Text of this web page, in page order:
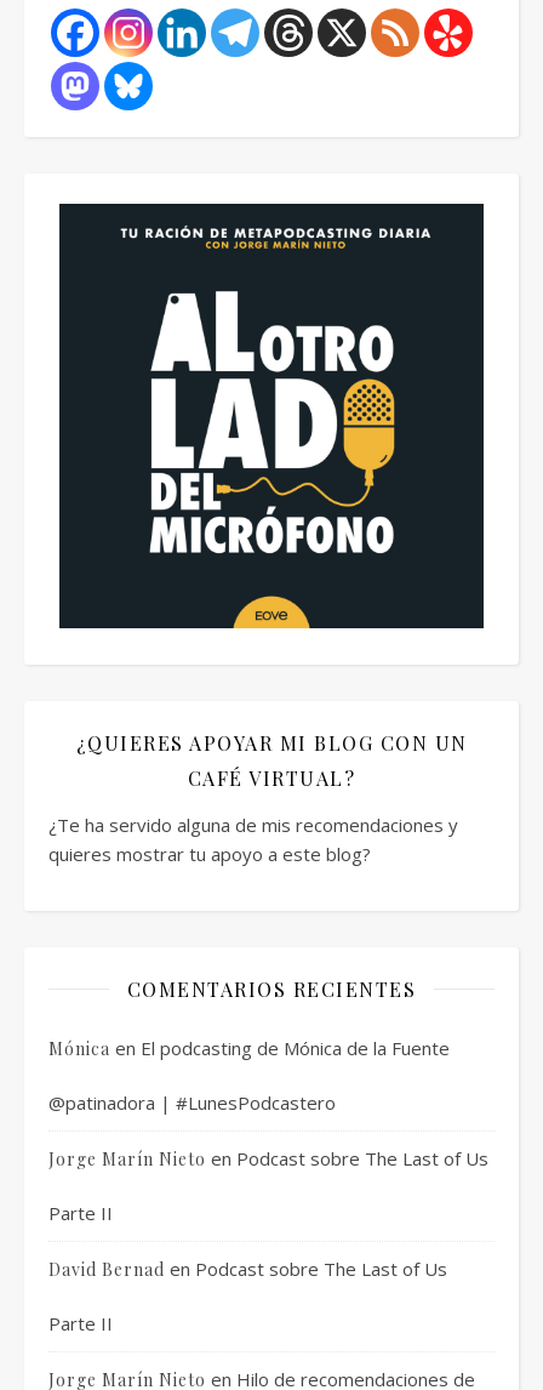
¿QUIERES APOYAR MI BLOG CON UN
CAFÉ VIRTUAL?
¿Te ha servido alguna de mis recomendaciones y
quieres mostrar tu apoyo a este blog?
COMENTARIOS RECIENTES
Mónica en El podcasting de Mónica de la Fuente
@patinadora | #LunesPodcastero
Jorge Marín Nieto en Podcast sobre The Last of Us
Parte II
David Bernad en Podcast sobre The Last of Us
Parte II
Jorge Marín Nieto en Hilo de recomendaciones de